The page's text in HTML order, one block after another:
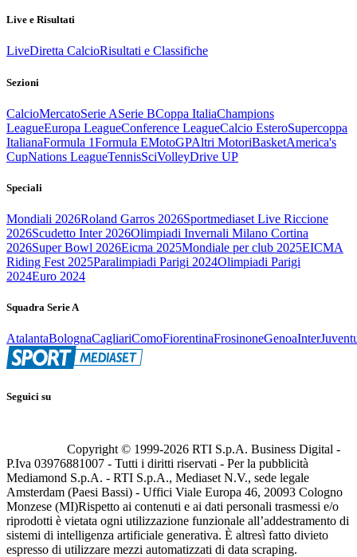
Live e Risultati
LiveDiretta CalcioRisultati e Classifiche
Sezioni
CalcioMercatoSerie ASerie BCoppa ItaliaChampions
LeagueEuropa LeagueConference LeagueCalcio EsteroSupercoppa
ItalianaFormula 1Formula EMotoGPAltri MotoriBasketAmerica's
CupNations LeagueTennisSciVolleyDrive UP
Speciali
Mondiali 2026Roland Garros 2026Sportmediaset Live Riccione
2026Scudetto Inter 2026Olimpiadi Invernali Milano Cortina
2026Super Bowl 2026Eicma 2025Mondiale per club 2025EICMA
Riding Fest 2025Paralimpiadi Parigi 2024Olimpiadi Parigi
2024Euro 2024
Squadra Serie A
AtalantaBolognaCagliariComoFiorentinaFrosinoneGenoaInter
Seguici su
Copyright © 1999-2026 RTI S.p.A. Business Digital -
P.Iva 03976881007 - Tutti i diritti riservati - Per la pubblicità
Mediamond S.p.A. - RTI S.p.A., Mediaset N.V., sede legale
Amsterdam (Paesi Bassi) - Uffici Viale Europa 46, 20093 Cologno
Monzese (MI)Rispetto ai contenuti e ai dati personali trasmessi e/o
riprodotti è vietata ogni utilizzazione funzionale all’addestramento di
sistemi di intelligenza artificiale generativa. È altresì fatto divieto
espresso di utilizzare mezzi automatizzati di data scraping.